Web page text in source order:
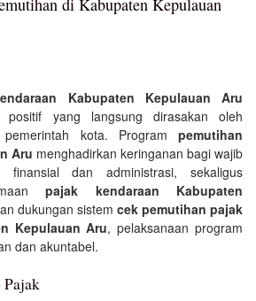
Kabupaten Kepulauan Aru
positif yang langsung dirasakan oleh
kota. Program pemutihan
Aru menghadirkan keringanan bagi wajib
dan administrasi, sekaligus
pajak kendaraan Kabupaten
dukungan sistem cek pemutihan pajak
Kepulauan Aru, pelaksanaan program
dan akuntabel.